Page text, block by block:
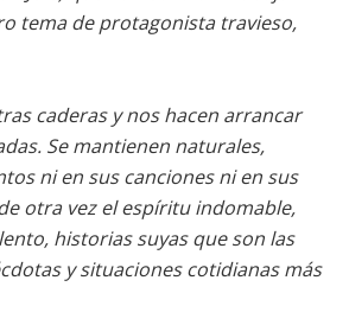
tema de protagonista travieso,
caderas y nos hacen arrancar
Se mantienen naturales,
ni en sus canciones ni en sus
otra vez el espíritu indomable,
historias suyas que son las
y situaciones cotidianas más